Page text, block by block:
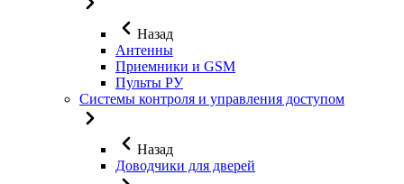
Назад
Антенны
Приемники и GSM
Пульты РУ
Системы контроля и управления доступом
Назад
Доводчики для дверей